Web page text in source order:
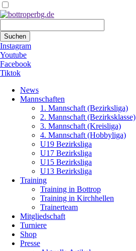
Suchen
Instagram
Youtube
Facebook
Tiktok
überspringen
News
Mannschaften
1. Mannschaft (Bezirksliga)
2. Mannschaft (Bezirksklasse)
3. Mannschaft (Kreisliga)
4. Mannschaft (Hobbyliga)
U19 Bezirksliga
U17 Bezirksliga
U15 Bezirksliga
U13 Bezirksliga
Training
Training in Bottrop
Training in Kirchhellen
Trainerteam
Mitgliedschaft
Turniere
Shop
Presse